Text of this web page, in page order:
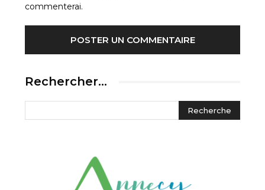
commenterai.
Rechercher…